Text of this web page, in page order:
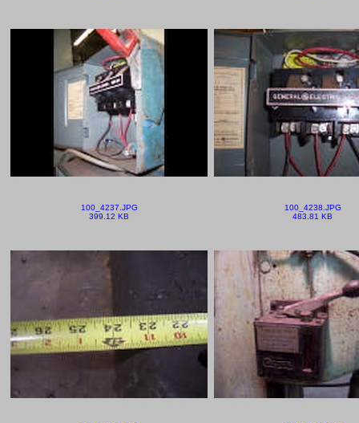
100_4237.JPG
399.12 KB
100_4238.JPG
483.81 KB